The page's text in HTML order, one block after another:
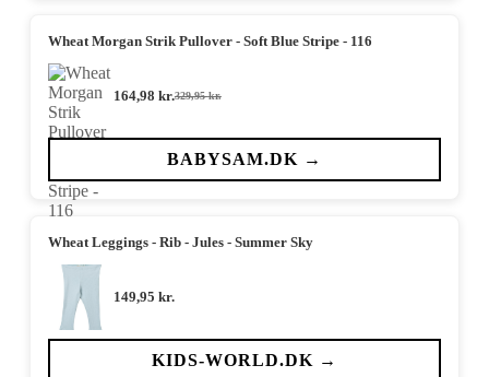
Wheat Morgan Strik Pullover - Soft Blue Stripe - 116
329,95kr.
Den
pris
var:
164,98 kr.Den
pris
er:
BABYSAM.DK →
Wheat Leggings - Rib - Jules - Summer Sky
149,95 kr.
KIDS-WORLD.DK →